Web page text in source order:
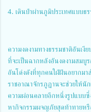
4. เดินป่าผ่านภูมิประเทศแบบธ
ความงดงามทางธรรมชาติอันเ
ที่จะเป็นฉากหลังอันงดงามสมบู
อันโด่งดังที่ทุกคนใฝ่ฝันอยากมา
ราชอาณาจักรภูฏานจะช่วยให้นั
ความผ่อนคลายอีกหนึ่งรูปแบบซึ่
หากิจกรรมผจญภัยสุดท้าทายหรื